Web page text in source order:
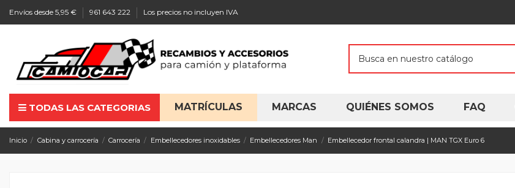
Envíos desde 5,95 € 961 643 222 Los precios no incluyen IVA
TODAS LAS CATEGORIAS MATRÍCULAS MARCAS QUIÉNES SOMOS FAQ
Inicio Cabina y carrocería Carrocería Embellecedores inoxidables Embellecedores Man Embellecedor frontal calandra | MAN TGX Euro 6